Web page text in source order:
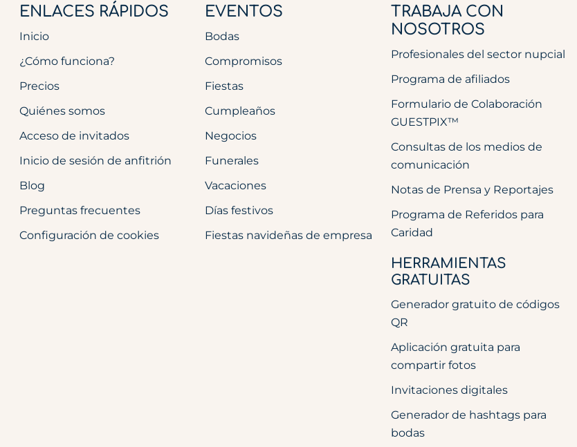
ENLACES RÁPIDOS
Inicio
¿Cómo funciona?
Precios
Quiénes somos
Acceso de invitados
Inicio de sesión de anfitrión
Blog
Preguntas frecuentes
Configuración de cookies
EVENTOS
Bodas
Compromisos
Fiestas
Cumpleaños
Negocios
Funerales
Vacaciones
Días festivos
Fiestas navideñas de empresa
TRABAJA CON
NOSOTROS
Profesionales del sector nupcial
Programa de afiliados
Formulario de Colaboración
GUESTPIX™
Consultas de los medios de
comunicación
Notas de Prensa y Reportajes
Programa de Referidos para
Caridad
HERRAMIENTAS
GRATUITAS
Generador gratuito de códigos
QR
Aplicación gratuita para
compartir fotos
Invitaciones digitales
Generador de hashtags para
bodas